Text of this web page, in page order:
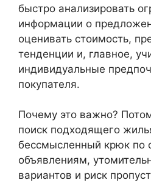
быстро анализировать
информации о
оценивать стоимость,
тенденции и, главное,
индивидуальные
покупателя.
Почему это важно?
поиск подходящего
бессмысленный крюк по
объявлениям,
вариантов и риск